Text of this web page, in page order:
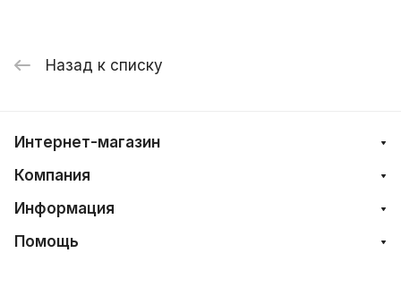
Назад к списку
Интернет-магазин
Компания
Информация
Помощь